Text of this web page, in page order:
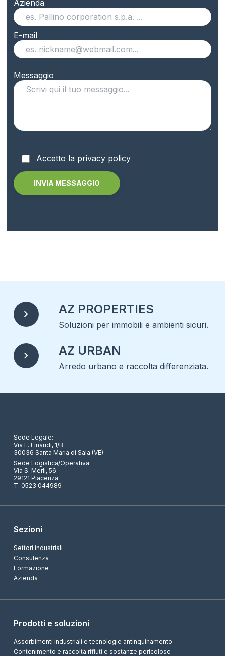
Azienda
E-mail
Messaggio
Accetto la privacy policy
chevron_right AZ PROPERTIES
Soluzioni per immobili e ambienti sicuri.
chevron_right AZ URBAN
Arredo urbano e raccolta differenziata.
Sede Legale:
Via L. Einaudi, 1/B
30036 Santa Maria di Sala (VE)
Sede Logistica/Operativa:
Via S. Merli, 56
29121 Piacenza
T. 0523 044989
Sezioni
Settori industriali
Consulenza
Formazione
Azienda
Prodotti e soluzioni
Assorbimenti industriali e tecnologie antinquinamento
Contenimento e raccolta rifiuti e sostanze pericolose